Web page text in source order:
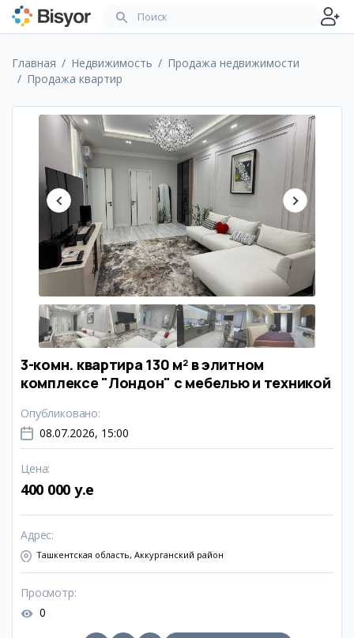
Главная Недвижимость
Продажа недвижимости
Продажа квартир
3-комн. квартира 130 м² в элитном
комплексе "Лондон" с мебелью и техникой
Опубликовано:
08.07.2026, 15:00
Цена:
400 000 y.e
Адрес:
Ташкентская область, Аккурганский район
Просмотр:
0